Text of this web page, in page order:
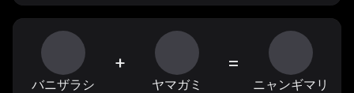
バニザラシ
+
ヤマガミ
=
ニャンギマリ